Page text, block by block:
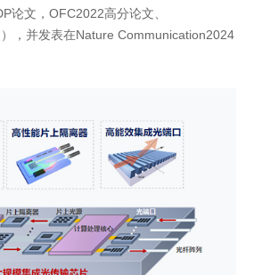
论文，OFC2022高分论文、
，并发表在Nature Communication2024